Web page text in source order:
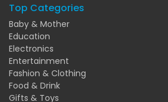
Top Categories
Baby & Mother
Education
Electronics
Entertainment
Fashion & Clothing
Food & Drink
Gifts & Toys